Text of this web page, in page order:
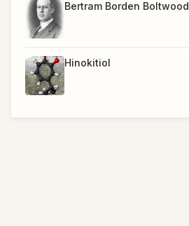
Bertram Borden Boltwood
Hinokitiol